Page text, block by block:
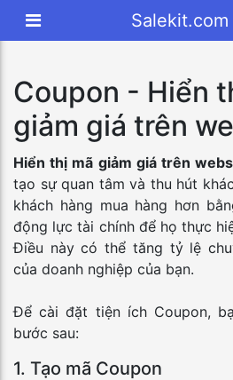
Coupon - Hiển
giảm giá trên
Hiển thị mã giảm giá trên
tạo sự quan tâm và thu hút
khách hàng mua hàng hơn
động lực tài chính để họ thực
Điều này có thể tăng tỷ lệ
của doanh nghiệp của bạn.
Để cài đặt tiện ích Coupon,
bước sau:
1. Tạo mã Coupon